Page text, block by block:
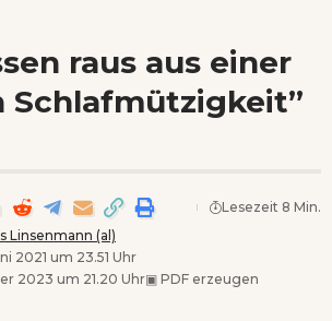
raus aus einer
Schlafmützigkeit”
Linsenmann (al)
2021 um 23.51 Uhr
2023 um 21.20 Uhr▣ PDF erzeugen
Lesezeit 8 Min.